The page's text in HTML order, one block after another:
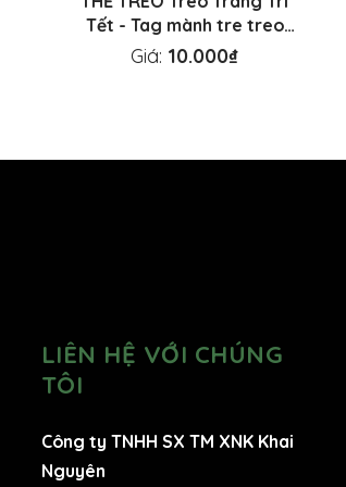
Tết - Tag mành tre treo
mai đào
Giá: 10.000₫
LIÊN HỆ VỚI CHÚNG
TÔI
Công ty TNHH SX TM XNK Khai
Nguyên